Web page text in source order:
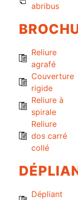
abribus
Reliure
agrafé
Couverture
rigide
Reliure à
spirale
Reliure
dos carré
collé
Dépliant